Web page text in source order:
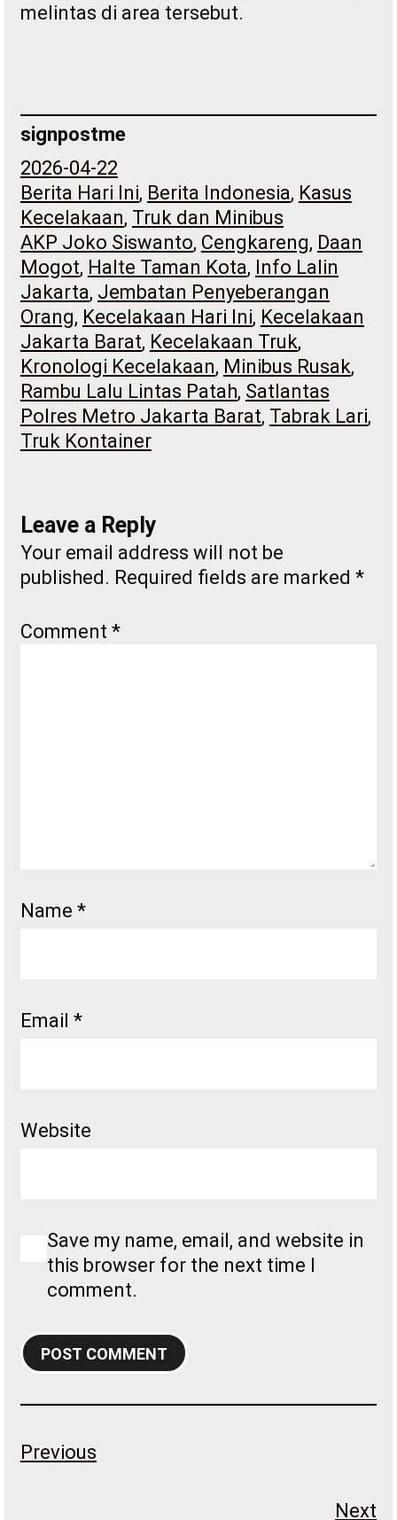
melintas di area tersebut.
signpostme
2026-04-22
Berita Hari Ini, Berita Indonesia, Kasus
Kecelakaan, Truk dan Minibus
AKP Joko Siswanto, Cengkareng, Daan
Mogot, Halte Taman Kota, Info Lalin
Jakarta, Jembatan Penyeberangan
Orang, Kecelakaan Hari Ini, Kecelakaan
Jakarta Barat, Kecelakaan Truk
Kronologi Kecelakaan, Minibus Rusak
Rambu Lalu Lintas Patah, Satlantas
Polres Metro Jakarta Barat, Tabrak Lari
Truk Kontainer
Leave a Reply
Your email address will not be
published. Required fields are marked *
Comment *
Name *
Email *
Website
Save my name, email, and website in
this browser for the next time I
comment.
Previous
Next